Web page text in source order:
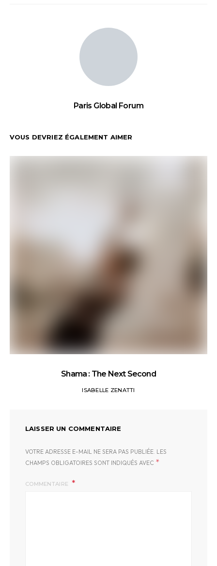
Paris Global Forum
VOUS DEVRIEZ ÉGALEMENT AIMER
Shama : The Next Second
ISABELLE ZENATTI
LAISSER UN COMMENTAIRE
VOTRE ADRESSE E-MAIL NE SERA PAS PUBLIÉE. LES
CHAMPS OBLIGATOIRES SONT INDIQUÉS AVEC *
COMMENTAIRE